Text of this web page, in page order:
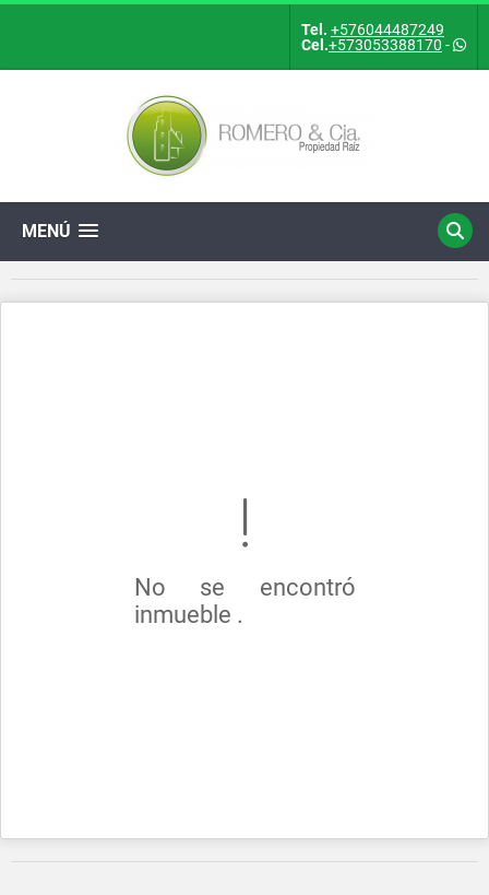
Tel. +576044487249
Cel.+573053388170 -
MENÚ
No se encontró
inmueble .